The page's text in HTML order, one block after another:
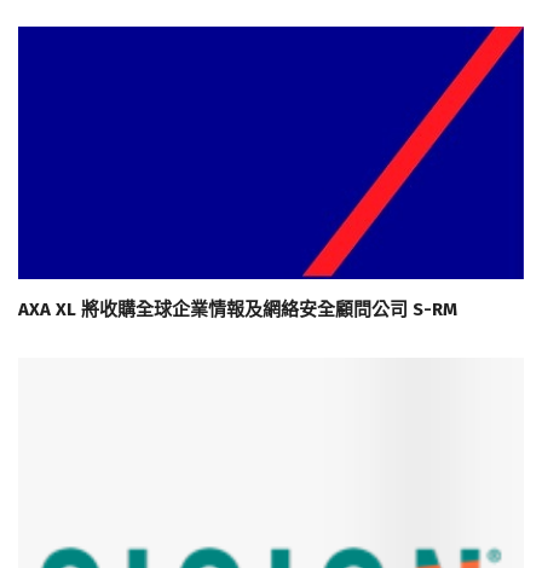
AXA XL 將收購全球企業情報及網絡安全顧問公司 S-RM